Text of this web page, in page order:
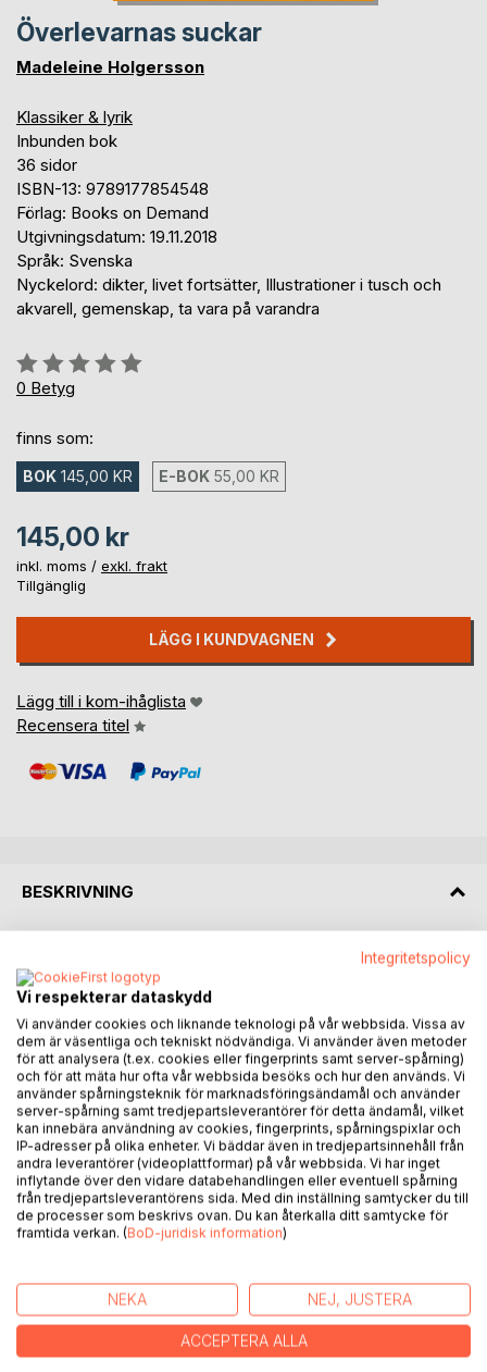
Överlevarnas suckar
Madeleine Holgersson
Klassiker & lyrik
Inbunden bok
36 sidor
ISBN-13: 9789177854548
Förlag: Books on Demand
Utgivningsdatum: 19.11.2018
Språk: Svenska
Nyckelord: dikter, livet fortsätter, Illustrationer i tusch och
akvarell, gemenskap, ta vara på varandra
Betyg::
0%
0 Betyg
finns som:
BOK 145,00 KR E-BOK 55,00 KR
145,00 kr
inkl. moms / exkl. frakt
Tillgänglig
LÄGG I KUNDVAGNEN
Lägg till i kom-ihåglista
Recensera titel
BESKRIVNING
Hur kan föräldrar och syskon överleva när ett barn/syskon
dör oavsett ålder? Den frågan ställs ofta, och svaren blir
olika beroende på stöd, inställning till livet och den
känslighet man har.
Vi i familjen har fått stort stöd av vår omgivning.
Medmänskligheten är viktig.
Då, hade vi en hund som hette Billy och han levde 5 år efter
sonens död. Dottern Isabel har tecknat av Billy och en
bråkdel av alla bilder som hon gjorde mellan åren 2009 -
2013 har jag använt som illustrationer till mina dikter. Övriga
bilder i boken är mina blommor.
KOMMENTARER I PRESSEN
Integritetspolicy
Vi respekterar dataskydd
Vi använder cookies och liknande teknologi på vår webbsida. Vissa av
dem är väsentliga och tekniskt nödvändiga. Vi använder även metoder
för att analysera (t.ex. cookies eller fingerprints samt server-spårning)
och för att mäta hur ofta vår webbsida besöks och hur den används. Vi
använder spårningsteknik för marknadsföringsändamål och använder
server-spårning samt tredjepartsleverantörer för detta ändamål, vilket
kan innebära användning av cookies, fingerprints, spårningspixlar och
IP-adresser på olika enheter. Vi bäddar även in tredjepartsinnehåll från
andra leverantörer (videoplattformar) på vår webbsida. Vi har inget
inflytande över den vidare databehandlingen eller eventuell spårning
från tredjepartsleverantörens sida. Med din inställning samtycker du till
de processer som beskrivs ovan. Du kan återkalla ditt samtycke för
framtida verkan. (BoD-juridisk information)
NEKA NEJ, JUSTERA
ACCEPTERA ALLA